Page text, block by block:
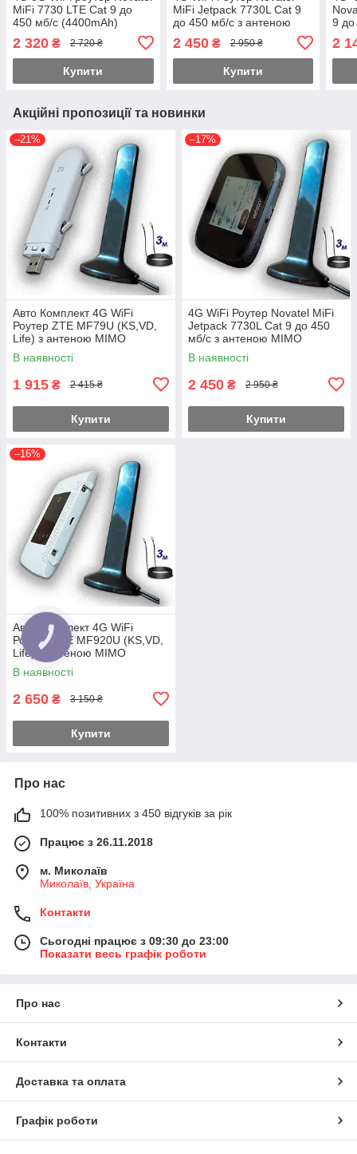
MiFi 7730 LTE Cat 9 до
450 мб/с (4400mAh)
(KS,VD,Life) + антена 8dBi
SMA-TS9 Укр.
2 320 ₴ 2 720 ₴
Купити
MiFi Jetpack 7730L Cat 9
до 450 мб/с з антеною
MIMO 2×16dbi Магніт 3 м.
4400mAh Укр.
2 450₴ 2 950 ₴
Купити
9
2
Акційні пропозиції та новинки
–21%
Авто Комплект 4G WiFi
Роутер ZTE MF79U (KS,VD,
Life) з антеною MIMO
2×16dbi Магніт 3 м.
В наявності
1 915 ₴ 2 415 ₴
Купити
–17%
4G WiFi Роутер Novatel MiFi
Jetpack 7730L Cat 9 до 450
мб/с з антеною MIMO
2×16dbi Магніт 3 м. 4400mAh
Укр.
В наявності
2 450 ₴ 2 950 ₴
Купити
–16%
Авто Комплект 4G WiFi
Роутер ZTE MF920U (KS,VD,
Life) з антеною MIMO
2×16dbi Магніт 3 м.
В наявності
2 650 ₴ 3 150 ₴
Купити
Про нас
100% позитивних з 450 відгуків за рік
Працює з 26.11.2018
м. Миколаїв
Миколаїв, Україна
Контакти
Сьогодні працює з 09:30 до 23:00
Показати весь графік роботи
Про нас
Контакти
Доставка та оплата
Графік роботи